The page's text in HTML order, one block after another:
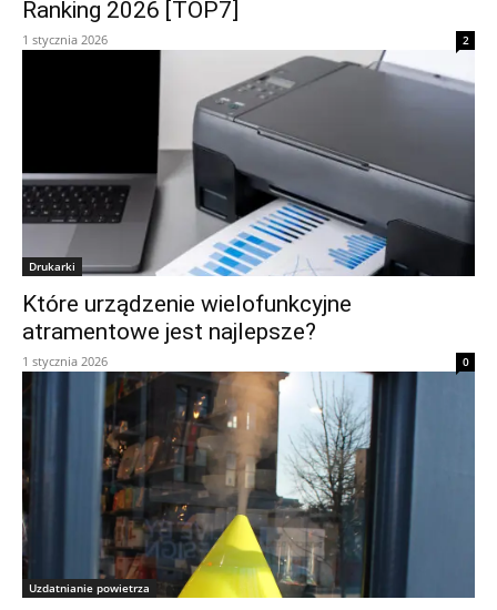
Ranking 2026 [TOP7]
1 stycznia 2026 2
Drukarki
Które urządzenie wielofunkcyjne
atramentowe jest najlepsze?
1 stycznia 2026 0
Uzdatnianie powietrza